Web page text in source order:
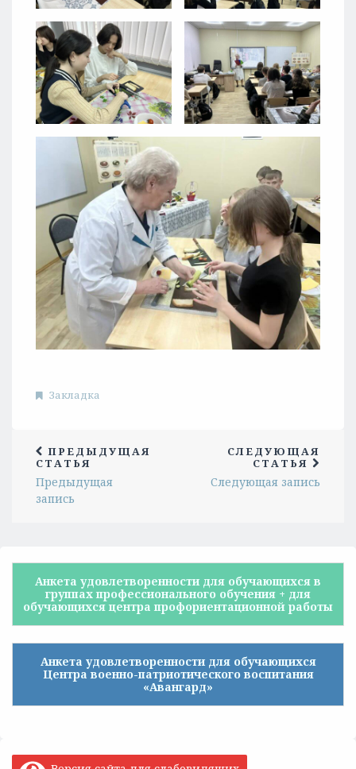
Закладка
ПРЕДЫДУЩАЯ
СТАТЬЯ
Предыдущая
запись
СЛЕДУЮЩАЯ
СТАТЬЯ
Следующая запись
Анкета удовлетворенности для обучающихся в
группах профессионального обучения + для
обучающихся центра профориентационной работы
Анкета удовлетворенности для обучающихся
Центра военно-патриотического воспитания
«Авангард»